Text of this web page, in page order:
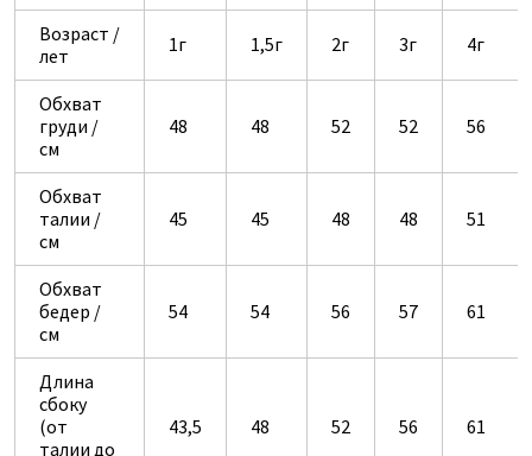
Возраст /
лет
1г 1,5г 2г 3г 4г
Обхват
груди /
см
48 48 52 52 56
Обхват
талии /
см
45 45 48 48 51
Обхват
бедер /
см
54 54 56 57 61
Длина
сбоку
(от
талии до
43,5 48 52 56 61